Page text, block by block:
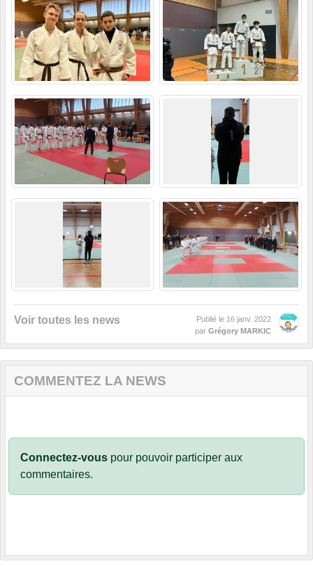
Voir toutes les news Publié le 16 janv. 2022
par Grégory MARKIC
COMMENTEZ LA NEWS
Connectez-vous pour pouvoir participer aux
commentaires.